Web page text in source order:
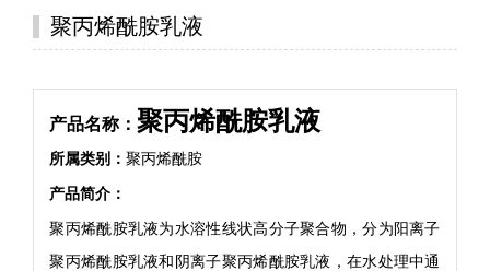
聚丙烯酰胺乳液
产品名称：聚丙烯酰胺乳液
所属类别：聚丙烯酰胺
产品简介：
聚丙烯酰胺乳液为水溶性线状高分子聚合物，分为阳离子
聚丙烯酰胺乳液和阴离子聚丙烯酰胺乳液，在水处理中通